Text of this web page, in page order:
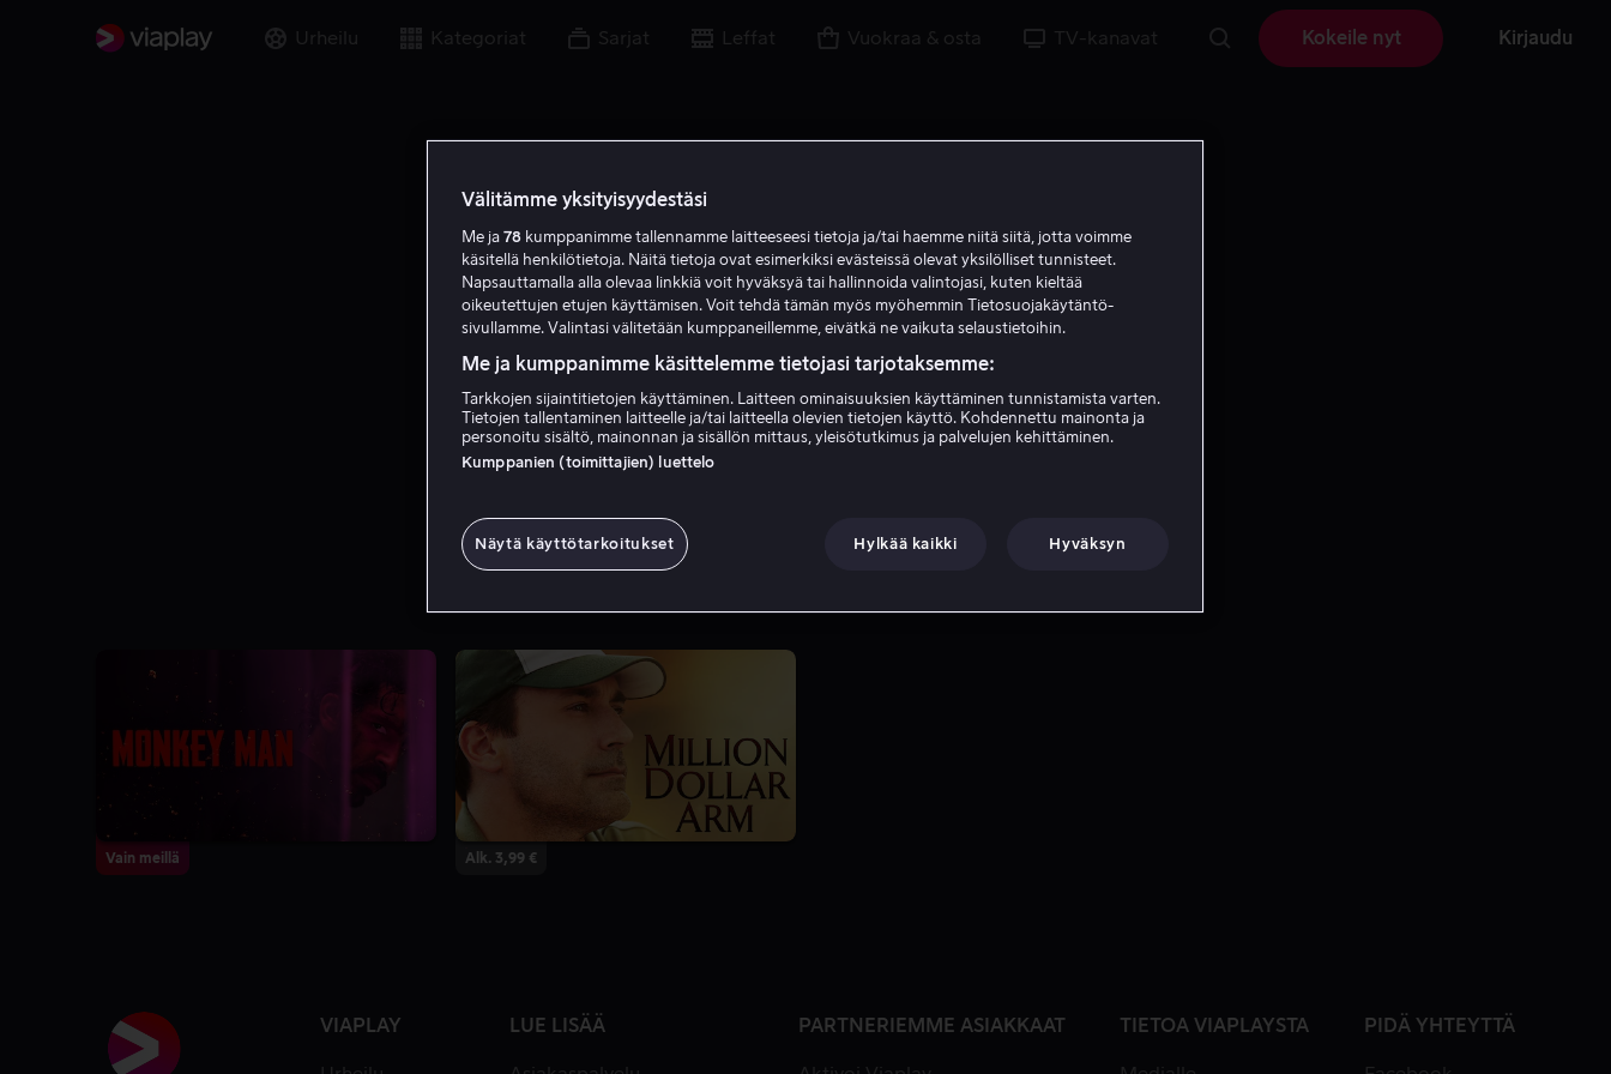
Urheilu Kategoriat Sarjat Leffat Vuokraa & osta TV-kanavat Kokeile nyt Kirjaudu
Pitobash
Vain meillä Alk. 3,99 €
VIAPLAY LUE LISÄÄ PARTNERIEMME ASIAKKAAT TIETOA VIAPLAYSTA PIDÄ YHTEYTTÄ
Välitämme yksityisyydestäsi
Me ja 78 kumppanimme tallennamme laitteeseesi tietoja ja/tai haemme niitä siitä, jotta voimme
käsitellä henkilötietoja. Näitä tietoja ovat esimerkiksi evästeissä olevat yksilölliset tunnisteet.
Napsauttamalla alla olevaa linkkiä voit hyväksyä tai hallinnoida valintojasi, kuten kieltää
oikeutettujen etujen käyttämisen. Voit tehdä tämän myös myöhemmin Tietosuojakäytäntö-
sivullamme. Valintasi välitetään kumppaneillemme, eivätkä ne vaikuta selaustietoihin.
Me ja kumppanimme käsittelemme tietojasi tarjotaksemme:
Tarkkojen sijaintitietojen käyttäminen. Laitteen ominaisuuksien käyttäminen tunnistamista varten.
Tietojen tallentaminen laitteelle ja/tai laitteella olevien tietojen käyttö. Kohdennettu mainonta ja
personoitu sisältö, mainonnan ja sisällön mittaus, yleisötutkimus ja palvelujen kehittäminen.
Kumppanien (toimittajien) luettelo
Näytä käyttötarkoitukset Hylkää kaikki Hyväksyn